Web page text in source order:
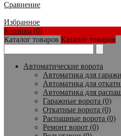
Сравнение
Избранное
Корзина (0)
Каталог товаров Каталог товаров
Автоматические ворота
Автоматика для
Автоматика для
Автоматика для
Гаражные ворота (0)
Откатные ворота (0)
Распашные ворота (0)
Ремонт ворот (0)